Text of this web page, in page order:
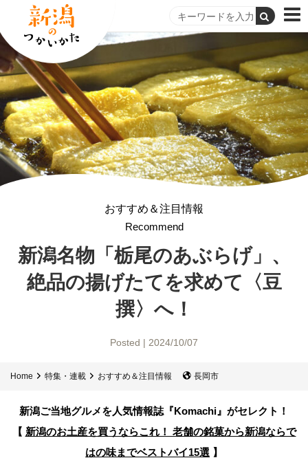
おすすめ＆注目情報
Recommend
新潟名物「栃尾のあぶらげ」、
絶品の揚げたてを求めて 〈豆
撰〉へ！
Posted | 2024/10/07
Home 特集・連載 おすすめ＆注目情報 長岡市
新潟ご当地グルメを人気情報誌 『Komachi』がセレクト！
【 新潟のお土産を買うならこれ！ 老舗の銘菓から新潟ならで
はの味までベストバイ15選 】